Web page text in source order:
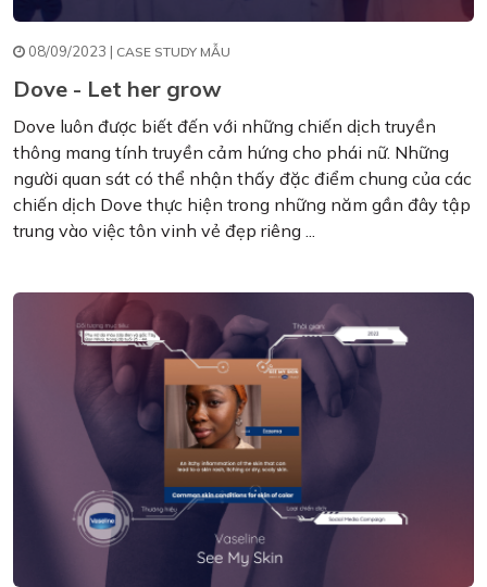
08/09/2023 | CASE STUDY MẪU
Dove - Let her grow
Dove luôn được biết đến với những chiến dịch truyền
thông mang tính truyền cảm hứng cho phái nữ. Những
người quan sát có thể nhận thấy đặc điểm chung của các
chiến dịch Dove thực hiện trong những năm gần đây tập
trung vào việc tôn vinh vẻ đẹp riêng ...